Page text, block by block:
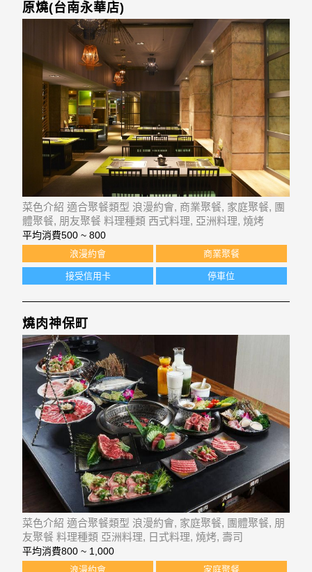
原燒(台南永華店)
菜色介紹 適合聚餐類型 浪漫約會, 商業聚餐, 家庭聚餐, 團
體聚餐, 朋友聚餐 料理種類 西式料理, 亞洲料理, 燒烤
平均消費500 ~ 800
浪漫約會 商業聚餐
接受信用卡 停車位
燒肉神保町
菜色介紹 適合聚餐類型 浪漫約會, 家庭聚餐, 團體聚餐, 朋
友聚餐 料理種類 亞洲料理, 日式料理, 燒烤, 壽司
平均消費800 ~ 1,000
浪漫約會 家庭聚餐